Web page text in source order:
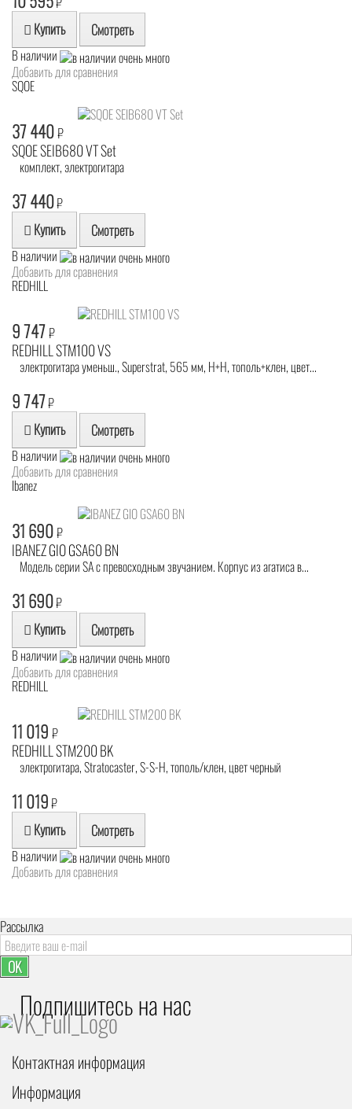
Купить Смотреть
В наличии
Добавить для сравнения
SQOE
37 440₽
SQOE SEIB680 VT Set
комплект, электрогитара
37 440₽
Купить Смотреть
В наличии
Добавить для сравнения
REDHILL
9 747₽
REDHILL STM100 VS
электрогитара уменьш., Superstrat, 565 мм, H+H, тополь+клен, цвет...
9 747₽
Купить Смотреть
В наличии
Добавить для сравнения
Ibanez
31 690₽
IBANEZ GIO GSA60 BN
Модель серии SA с превосходным звучанием. Корпус из агатиса в...
31 690₽
Купить Смотреть
В наличии
Добавить для сравнения
REDHILL
11 019 ₽
REDHILL STM200 BK
электрогитара, Stratocaster, S-S-H, тополь/клен, цвет черный
11 019₽
Купить Смотреть
В наличии
Добавить для сравнения
Рассылка
OK
Подпишитесь на наc
Контактная информация
Информация